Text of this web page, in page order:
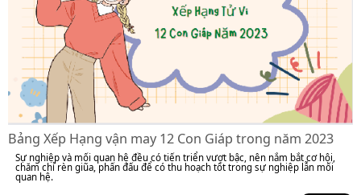
Bảng Xếp Hạng vận may 12 Con Giáp trong năm 2023
Sự nghiệp và mối quan hệ đều có tiến triển vượt bậc, nên nắm bắt cơ hội,
chăm chỉ rèn giũa, phấn đấu để có thu hoạch tốt trong sự nghiệp lẫn mối
quan hệ.